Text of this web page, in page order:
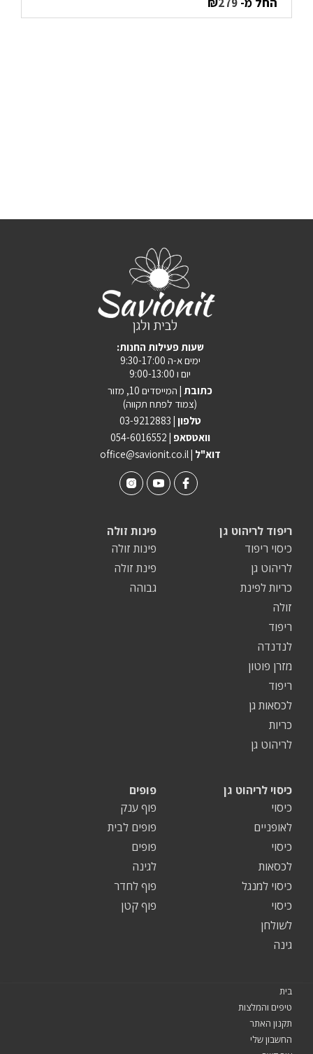
:שעות פעילות החנות
ימים א-ה 9:30-17:00
יום ו 9:00-13:00
כתובת | המייסדים 10, מזור
(צמוד לפתח תקווה)
טלפון | 03-9212883
וואטסאפ | 054-6016552
office@savionit.co.il | דוא"ל
פינות זולה
פינות זולה
פינת זולה
גבוהה
ריפוד לריהוט גן
כיסוי ריפוד
לריהוט גן
כריות לפינת
זולה
ריפוד
לנדנדה
מזרן פוטון
ריפוד
לכסאות גן
כריות
לריהוט גן
פופים
פוף ענק
פופים לבית
פופים
לגינה
פוף לחדר
פוף קטן
כיסוי לריהוט גן
כיסוי
לאופניים
כיסוי
לכסאות
כיסוי למנגל
כיסוי
לשולחן
גינה
בית
טיפים והמלצות
תקנון האתר
החשבון שלי